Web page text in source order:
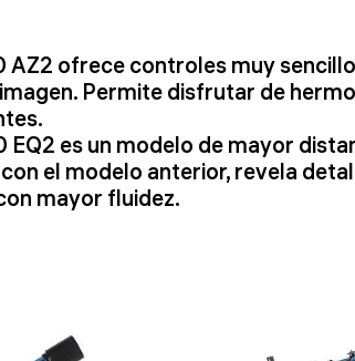
AZ2 ofrece controles muy
Permite disfrutar de
EQ2 es un modelo de mayor
el modelo anterior, revela
mayor fluidez.